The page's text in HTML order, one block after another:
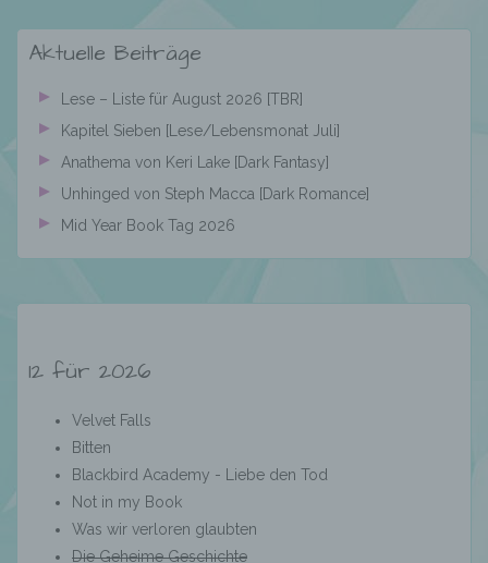
Aktuelle Beiträge
Lese – Liste für August 2026 [TBR]
Kapitel Sieben [Lese/Lebensmonat Juli]
Anathema von Keri Lake [Dark Fantasy]
Unhinged von Steph Macca [Dark Romance]
Mid Year Book Tag 2026
12 für 2026
Velvet Falls
Bitten
Blackbird Academy - Liebe den Tod
Not in my Book
Was wir verloren glaubten
Die Geheime Geschichte
Einschränkung der Verarbeitung ist die
Markierung gespeicherter
künftige Verarbeitung einzuschränken.
Verarbeitung personenbezogener Daten, die
personenbezogenen Daten verwendet
zu bewerten, insbesondere, um Aspekte
Lage, Gesundheit, persönlicher Vorlieben,
Interessen, Zuverlässigkeit, Verhalten,
Aufenthaltsort oder Ortswechsel dieser
natürlichen Person zu analysieren oder
vorherzusagen.